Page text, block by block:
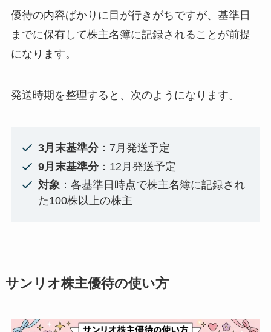
優待の内容ばかりに目が行きがちですが、基準日
までに保有して株主名簿に記録されることが前提
になります。
発送時期を整理すると、次のようになります。
3月末基準分：7月発送予定
9月末基準分：12月発送予定
対象：各基準日時点で株主名簿に記録され
た100株以上の株主
サンリオ株主優待の使い方